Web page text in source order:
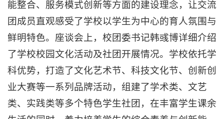
能整合、服务模式创新等方面的建设理念，让交流
团成员直观感受了学校以学生为中心的育人氛围与
鲜明特色。座谈会上，校团委书记韩彧博详细介绍
了学校校园文化活动及社团开展情况。学校依托学
科优势，打造了文化艺术节、科技文化节、创新创
业大赛等一系列品牌活动，组建了学术类、文艺
类、实践类等多个特色学生社团，在丰富学生课余